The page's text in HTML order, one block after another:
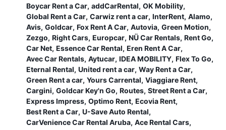
Boycar Rent a Car addCarRental OK Mobility
Global Rent a Car Carwiz rent a car InterRent Alamo
Avis Goldcar Fox Rent A Car Autovia Green Motion
Zezgo Right Cars Europcar NÜ Car Rentals Rent Go
Car Net Essence Car Rental Eren Rent A Car
Avec Car Rentals Aytucar IDEA MOBILITY Flex To Go
Eternal Rental United rent a car Way Rent a Car
Green Rent a car Yours Carrental Viaggiare Rent
Cargini Goldcar Key'n Go Routes Street Rent a Car
Express Impress Optimo Rent Ecovia Rent
Best Rent a Car U-Save Auto Rental
CarVenience Car Rental Aruba Ace Rental Cars